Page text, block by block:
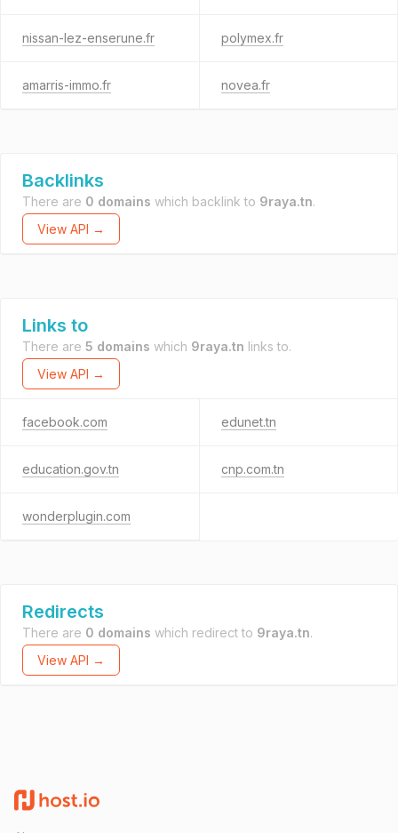
nissan-lez-enserune.fr polymex.fr
amarris-immo.fr novea.fr
Backlinks
There are 0 domains which backlink to 9raya.tn.
View API →
Links to
There are 5 domains which 9raya.tn links to.
View API →
facebook.com edunet.tn
education.gov.tn cnp.com.tn
wonderplugin.com
Redirects
There are 0 domains which redirect to 9raya.tn.
View API →